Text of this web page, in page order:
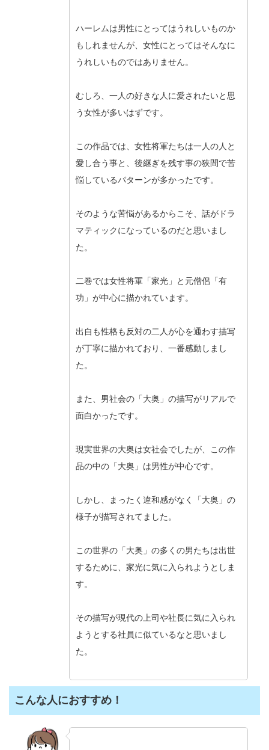
ハーレムは男性にとってはうれしいものか
もしれませんが、女性にとってはそんなに
うれしいものではありません。
むしろ、一人の好きな人に愛されたいと思
う女性が多いはずです。
この作品では、女性将軍たちは一人の人と
愛し合う事と、後継ぎを残す事の狭間で苦
悩しているパターンが多かったです。
そのような苦悩があるからこそ、話がドラ
マティックになっているのだと思いまし
た。
二巻では女性将軍「家光」と元僧侶「有
功」が中心に描かれています。
出自も性格も反対の二人が心を通わす描写
が丁寧に描かれており、一番感動しまし
た。
また、男社会の「大奥」の描写がリアルで
面白かったです。
現実世界の大奥は女社会でしたが、この作
品の中の「大奥」は男性が中心です。
しかし、まったく違和感がなく「大奥」の
様子が描写されてました。
この世界の「大奥」の多くの男たちは出世
するために、家光に気に入られようとしま
す。
その描写が現代の上司や社長に気に入られ
ようとする社員に似ているなと思いまし
た。
こんな人におすすめ！